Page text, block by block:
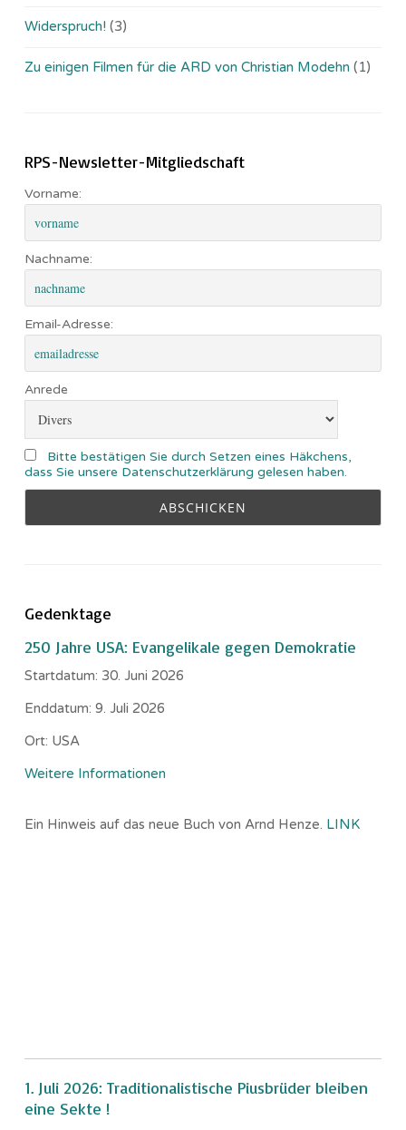
Widerspruch! (3)
Zu einigen Filmen für die ARD von Christian Modehn (1)
RPS-Newsletter-Mitgliedschaft
Vorname:
Nachname:
Email-Adresse:
Anrede
Bitte bestätigen Sie durch Setzen eines Häkchens,
dass Sie unsere Datenschutzerklärung gelesen haben.
Gedenktage
250 Jahre USA: Evangelikale gegen Demokratie
Startdatum: 30. Juni 2026
Enddatum: 9. Juli 2026
Ort: USA
Weitere Informationen
Ein Hinweis auf das neue Buch von Arnd Henze. LINK
1. Juli 2026: Traditionalistische Piusbrüder bleiben
eine Sekte !